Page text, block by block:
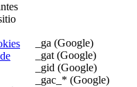
_ga (Google)
_gat (Google)
_gid (Google)
_gac_* (Google)